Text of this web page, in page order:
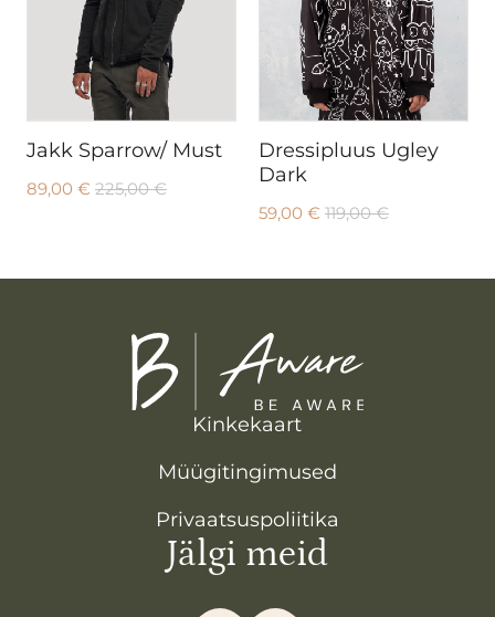
Jakk Sparrow/ Must
89,00 € 225,00€
Dressipluus Ugley
Dark
59,00 € 119,00€
Kinkekaart
Müügitingimused
Privaatsuspoliitika
Jälgi meid